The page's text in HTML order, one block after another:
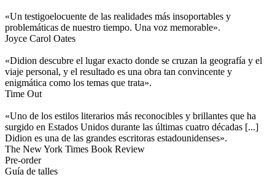
«Un testigoelocuente de las realidades más insoportables y
problemáticas de nuestro tiempo. Una voz memorable».
Joyce Carol Oates
«Didion descubre el lugar exacto donde se cruzan la geografía y el
viaje personal, y el resultado es una obra tan convincente y
enigmática como los temas que trata».
Time Out
«Uno de los estilos literarios más reconocibles y brillantes que ha
surgido en Estados Unidos durante las últimas cuatro décadas [...]
Didion es una de las grandes escritoras estadounidenses».
The New York Times Book Review
Pre-order
Guía de talles